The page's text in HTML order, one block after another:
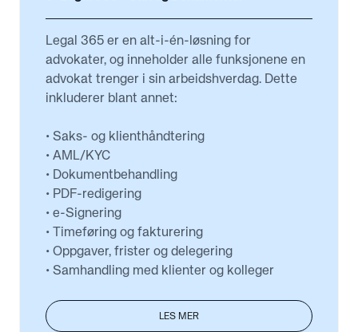
Legal 365 er en alt-i-én-løsning for
advokater, og inneholder alle funksjonene en
advokat trenger i sin arbeidshverdag. Dette
inkluderer blant annet:
• Saks- og klienthåndtering
• AML/KYC
• Dokumentbehandling
• PDF-redigering
• e-Signering
• Timeføring og fakturering
• Oppgaver, frister og delegering
• Samhandling med klienter og kolleger
LES MER